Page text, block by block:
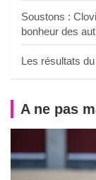
Soustons :
bonheur des
Les résultats
A ne pas